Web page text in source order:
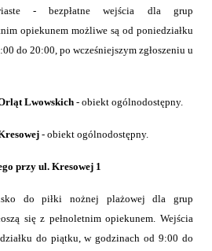
- bezpłatne wejścia dla grup
opiekunem możliwe są od poniedziałku
do 20:00, po wcześniejszym zgłoszeniu u
Lwowskich - obiekt ogólnodostępny.
- obiekt ogólnodostępny.
przy ul. Kresowej 1
do piłki nożnej plażowej dla grup
się z pełnoletnim opiekunem. Wejścia
do piątku, w godzinach od 9:00 do